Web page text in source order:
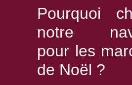
Pourquoi
notre
pour les
de Noël ?